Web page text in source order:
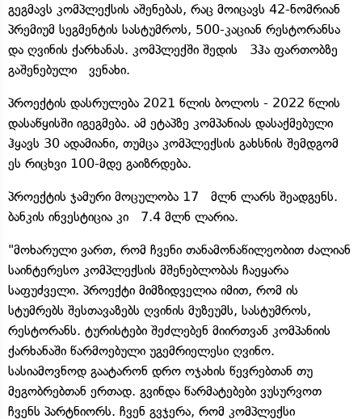
გეგმავს კომპლექსის აშენებას, რაც მოიცავს 42-ნომრიან
პრემიუმ სეგმენტის სასტუმროს, 500-კაციან რესტორანსა
და ღვინის ქარხანას. კომპლექში შედის 3ჰა ფართობზე
გაშენებული ვენახი.
პროექტის დასრულება 2021 წლის ბოლოს - 2022 წლის
დასაწყისში იგეგმება. ამ ეტაპზე კომპანიას დასაქმებული
ჰყავს 30 ადამიანი, თუმცა კომპლექსის გახსნის შემდგომ
ეს რიცხვი 100-მდე გაიზრდება.
პროექტის ჯამური მოცულობა 17 მლნ ლარს შეადგენს.
ბანკის ინვესტიცია კი 7.4 მლნ ლარია.
"მოხარული ვართ, რომ ჩვენი თანამონაწილეობით ძალიან
საინტერესო კომპლექსის მშენებლობას ჩაეყარა
საფუძველი. პროექტი მიმზიდველია იმით, რომ ის
სტუმრებს შესთავაზებს ღვინის მუზეუმს, სასტუმროს,
რესტორანს. ტურისტები შეძლებენ მიირთვან კომპანიის
ქარხანაში წარმოებული უგემრიელესი ღვინო.
სასიამოვნოდ გაატარონ დრო ოჯახის წევრებთან თუ
მეგობრებთან ერთად. გვინდა წარმატებები ვუსურვოთ
ჩვენს პარტნიორს. ჩვენ გვჯერა, რომ კომპლექსი